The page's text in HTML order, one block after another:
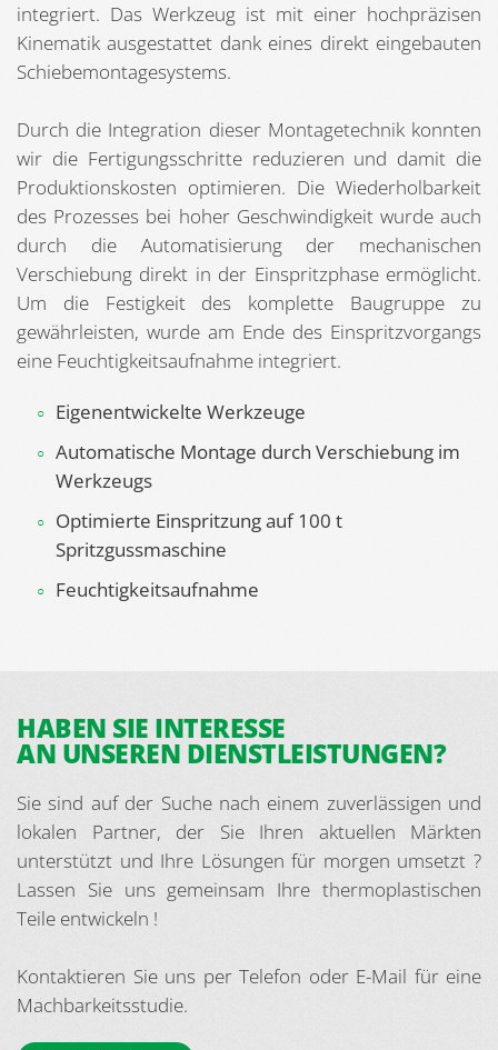
integriert. Das Werkzeug ist mit einer hochpräzisen
Kinematik ausgestattet dank eines direkt eingebauten
Schiebemontagesystems.
Durch die Integration dieser Montagetechnik konnten
wir die Fertigungsschritte reduzieren und damit die
Produktionskosten optimieren. Die Wiederholbarkeit
des Prozesses bei hoher Geschwindigkeit wurde auch
durch die Automatisierung der mechanischen
Verschiebung direkt in der Einspritzphase ermöglicht.
Um die Festigkeit des komplette Baugruppe zu
gewährleisten, wurde am Ende des Einspritzvorgangs
eine Feuchtigkeitsaufnahme integriert.
Eigenentwickelte Werkzeuge
Automatische Montage durch Verschiebung im
Werkzeugs
Optimierte Einspritzung auf 100 t
Spritzgussmaschine
Feuchtigkeitsaufnahme
HABEN SIE INTERESSE
AN UNSEREN DIENSTLEISTUNGEN?
Sie sind auf der Suche nach einem zuverlässigen und
lokalen Partner, der Sie Ihren aktuellen Märkten
unterstützt und Ihre Lösungen für morgen umsetzt ?
Lassen Sie uns gemeinsam Ihre thermoplastischen
Teile entwickeln !
Kontaktieren Sie uns per Telefon oder E-Mail für eine
Machbarkeitsstudie.